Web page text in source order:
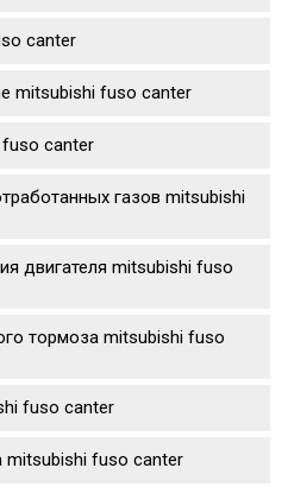
canter
mitsubishi fuso canter
canter
газов mitsubishi
двигателя mitsubishi fuso
тормоза mitsubishi fuso
fuso canter
mitsubishi fuso canter